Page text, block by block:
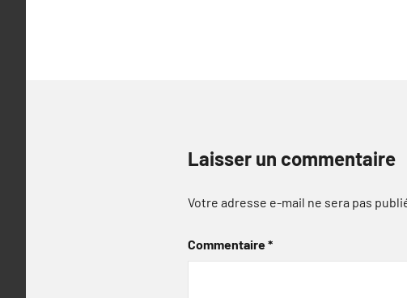
Laisser un commentaire
Votre adresse e-mail ne sera pas
Commentaire*